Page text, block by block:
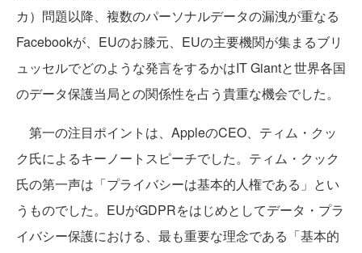
カ）問題以降、複数のパーソナルデータの漏洩が重なる
Facebookが、EUのお膝元、EUの主要機関が集まるブリ
ュッセルでどのような発言をするかはIT Giantと世界各国
のデータ保護当局との関係性を占う貴重な機会でした。
第一の注目ポイントは、AppleのCEO、ティム・クッ
ク氏によるキーノートスピーチでした。ティム・クック
氏の第一声は「プライバシーは基本的人権である」とい
うものでした。EUがGDPRをはじめとしてデータ・プラ
イバシー保護における、最も重要な理念である「基本的